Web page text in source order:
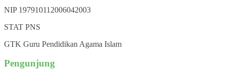
NIP 197910112006042003
STAT PNS
GTK Guru Pendidikan Agama Islam
Pengunjung